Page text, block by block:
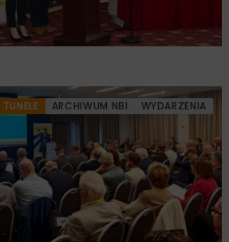
TUNELE ARCHIWUM NBI WYDARZENIA